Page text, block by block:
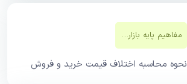
مفاهیم پایه بازار‌های مالی
نحوه محاسبه اختلاف قیمت خرید و فروش